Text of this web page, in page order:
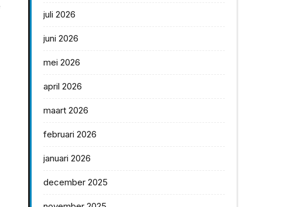
juli 2026
juni 2026
mei 2026
april 2026
maart 2026
februari 2026
januari 2026
december 2025